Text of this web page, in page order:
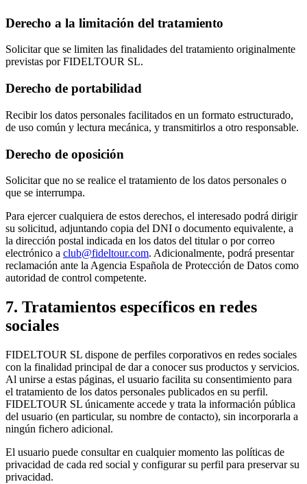
Derecho a la limitación del tratamiento
Solicitar que se limiten las finalidades del tratamiento originalmente
previstas por FIDELTOUR SL.
Derecho de portabilidad
Recibir los datos personales facilitados en un formato estructurado,
de uso común y lectura mecánica, y transmitirlos a otro responsable.
Derecho de oposición
Solicitar que no se realice el tratamiento de los datos personales o
que se interrumpa.
Para ejercer cualquiera de estos derechos, el interesado podrá dirigir
su solicitud, adjuntando copia del DNI o documento equivalente, a
la dirección postal indicada en los datos del titular o por correo
electrónico a club@fideltour.com. Adicionalmente, podrá presentar
reclamación ante la Agencia Española de Protección de Datos como
autoridad de control competente.
7. Tratamientos específicos en redes
sociales
FIDELTOUR SL dispone de perfiles corporativos en redes sociales
con la finalidad principal de dar a conocer sus productos y servicios.
Al unirse a estas páginas, el usuario facilita su consentimiento para
el tratamiento de los datos personales publicados en su perfil.
FIDELTOUR SL únicamente accede y trata la información pública
del usuario (en particular, su nombre de contacto), sin incorporarla a
ningún fichero adicional.
El usuario puede consultar en cualquier momento las políticas de
privacidad de cada red social y configurar su perfil para preservar su
privacidad.